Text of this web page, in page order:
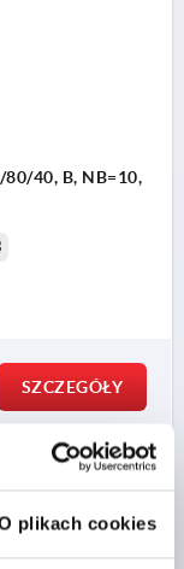
plikach cookies
80/40, B, NB=10,
SZCZEGÓŁY